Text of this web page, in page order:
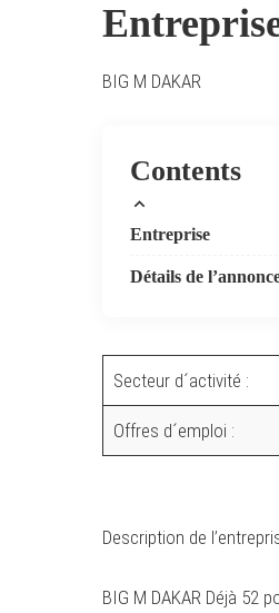
BIG M DAKAR
Contents
Entreprise
Détails de
Secteur d´activité :
Offres d´emploi :
Description de
BIG M DAKAR Déjà 52